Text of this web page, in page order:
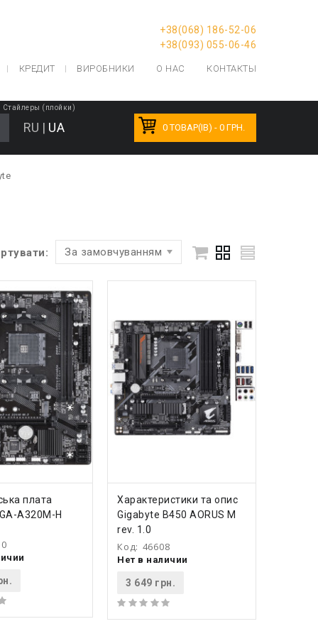
+38(068) 186-52-06
+38(093) 055-06-46
КРЕДИТ ВИРОБНИКИ О НАС КОНТАКТЫ
Стайлеры (плойки)
RU | UA 0 ТОВАР(ІВ) - 0 ГРН.
За замовчуванням
плата
A320M-H
ДО КОШИКА
Характеристики та опис
Gigabyte B450 AORUS M
rev. 1.0
Код: 46608
Нет в наличии
3 649 грн.